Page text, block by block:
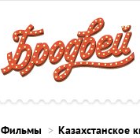
Фильмы Казахстанское